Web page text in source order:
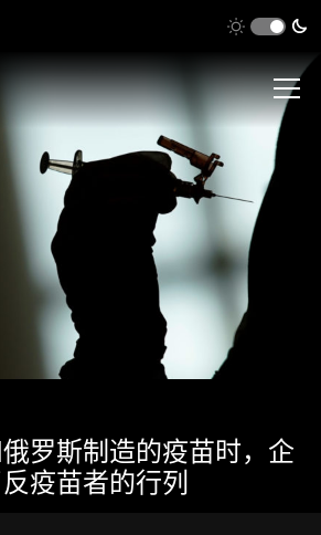
罗斯制造的疫苗时，企
疫苗者的行列